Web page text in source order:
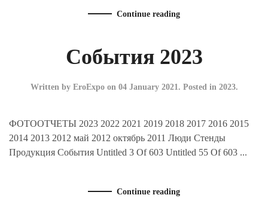
Continue reading
События 2023
Written by EroExpo on 04 January 2021. Posted in 2023.
ФОТООТЧЕТЫ 2023 2022 2021 2019 2018 2017 2016 2015
2014 2013 2012 май 2012 октябрь 2011 Люди Стенды
Продукция События Untitled 3 Of 603 Untitled 55 Of 603 ...
Continue reading